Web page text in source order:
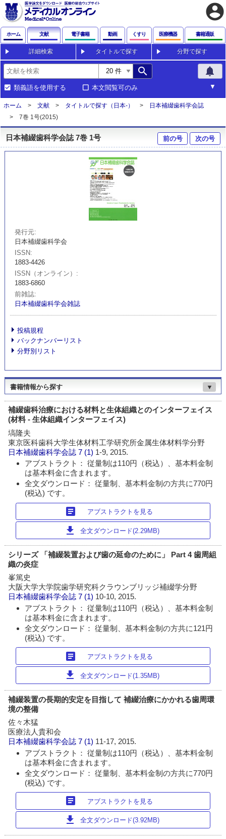
account_circle
ホーム 文献 電子書籍 動画 くすり 医療機器 書籍通販
詳細検索 タイトルで探す 分野で探す
search notifications
類義語を使用する 本文閲覧可のみ
ホーム 文献 タイトルで探す（日本-）
日本補綴歯科学会誌
7巻 1号(2015)
日本補綴歯科学会誌 7巻 1号 前の号 次の号
発行元
日本補綴歯科学会
ISSN
1883-4426
ISSN（オンライン）
1883-6860
前雑誌
日本補綴歯科学会雑誌
投稿規程
バックナンバーリスト
分野別リスト
書籍情報から探す ▼
補綴歯科治療における材料と生体組織とのインターフェイス
(材料 - 生体組織インターフェイス)
塙隆夫
東京医科歯科大学生体材料工学研究所金属生体材料学分野
日本補綴歯科学会誌 7 (1) 1-9, 2015.
アブストラクト： 従量制は110円（税込）、基本料金制
は基本料金に含まれます。
全文ダウンロード： 従量制、基本料金制の方共に770円
(税込) です。
article アブストラクトを見る
download 全文ダウンロード(2.29MB)
シリーズ 「補綴装置および歯の延命のために」 Part 4 歯周組
織の炎症
峯篤史
大阪大学大学院歯学研究科クラウンブリッジ補綴学分野
日本補綴歯科学会誌 7 (1) 10-10, 2015.
アブストラクト： 従量制は110円（税込）、基本料金制
は基本料金に含まれます。
全文ダウンロード： 従量制、基本料金制の方共に121円
(税込) です。
article アブストラクトを見る
download 全文ダウンロード(1.35MB)
補綴装置の長期的安定を目指して 補綴治療にかかれる歯周環
境の整備
佐々木猛
医療法人貴和会
日本補綴歯科学会誌 7 (1) 11-17, 2015.
アブストラクト： 従量制は110円（税込）、基本料金制
は基本料金に含まれます。
全文ダウンロード： 従量制、基本料金制の方共に770円
(税込) です。
article アブストラクトを見る
download 全文ダウンロード(3.92MB)